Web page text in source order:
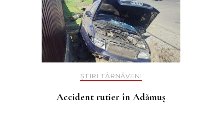
ȘTIRI TÂRNĂVENI
Accident rutier în Adămuș